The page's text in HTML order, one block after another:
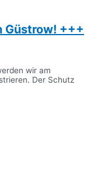
Güstrow! +++
wir am
Der Schutz